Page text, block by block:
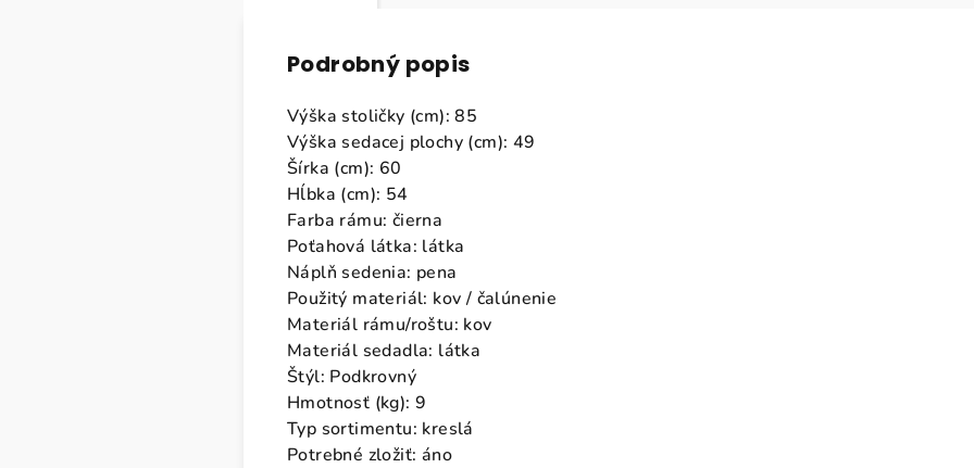
Podrobný popis
Výška stoličky (cm): 85
Výška sedacej plochy (cm): 49
Šírka (cm): 60
Hĺbka (cm): 54
Farba rámu: čierna
Poťahová látka: látka
Náplň sedenia: pena
Použitý materiál: kov / čalúnenie
Materiál rámu/roštu: kov
Materiál sedadla: látka
Štýl: Podkrovný
Hmotnosť (kg): 9
Typ sortimentu: kreslá
Potrebné zložiť: áno